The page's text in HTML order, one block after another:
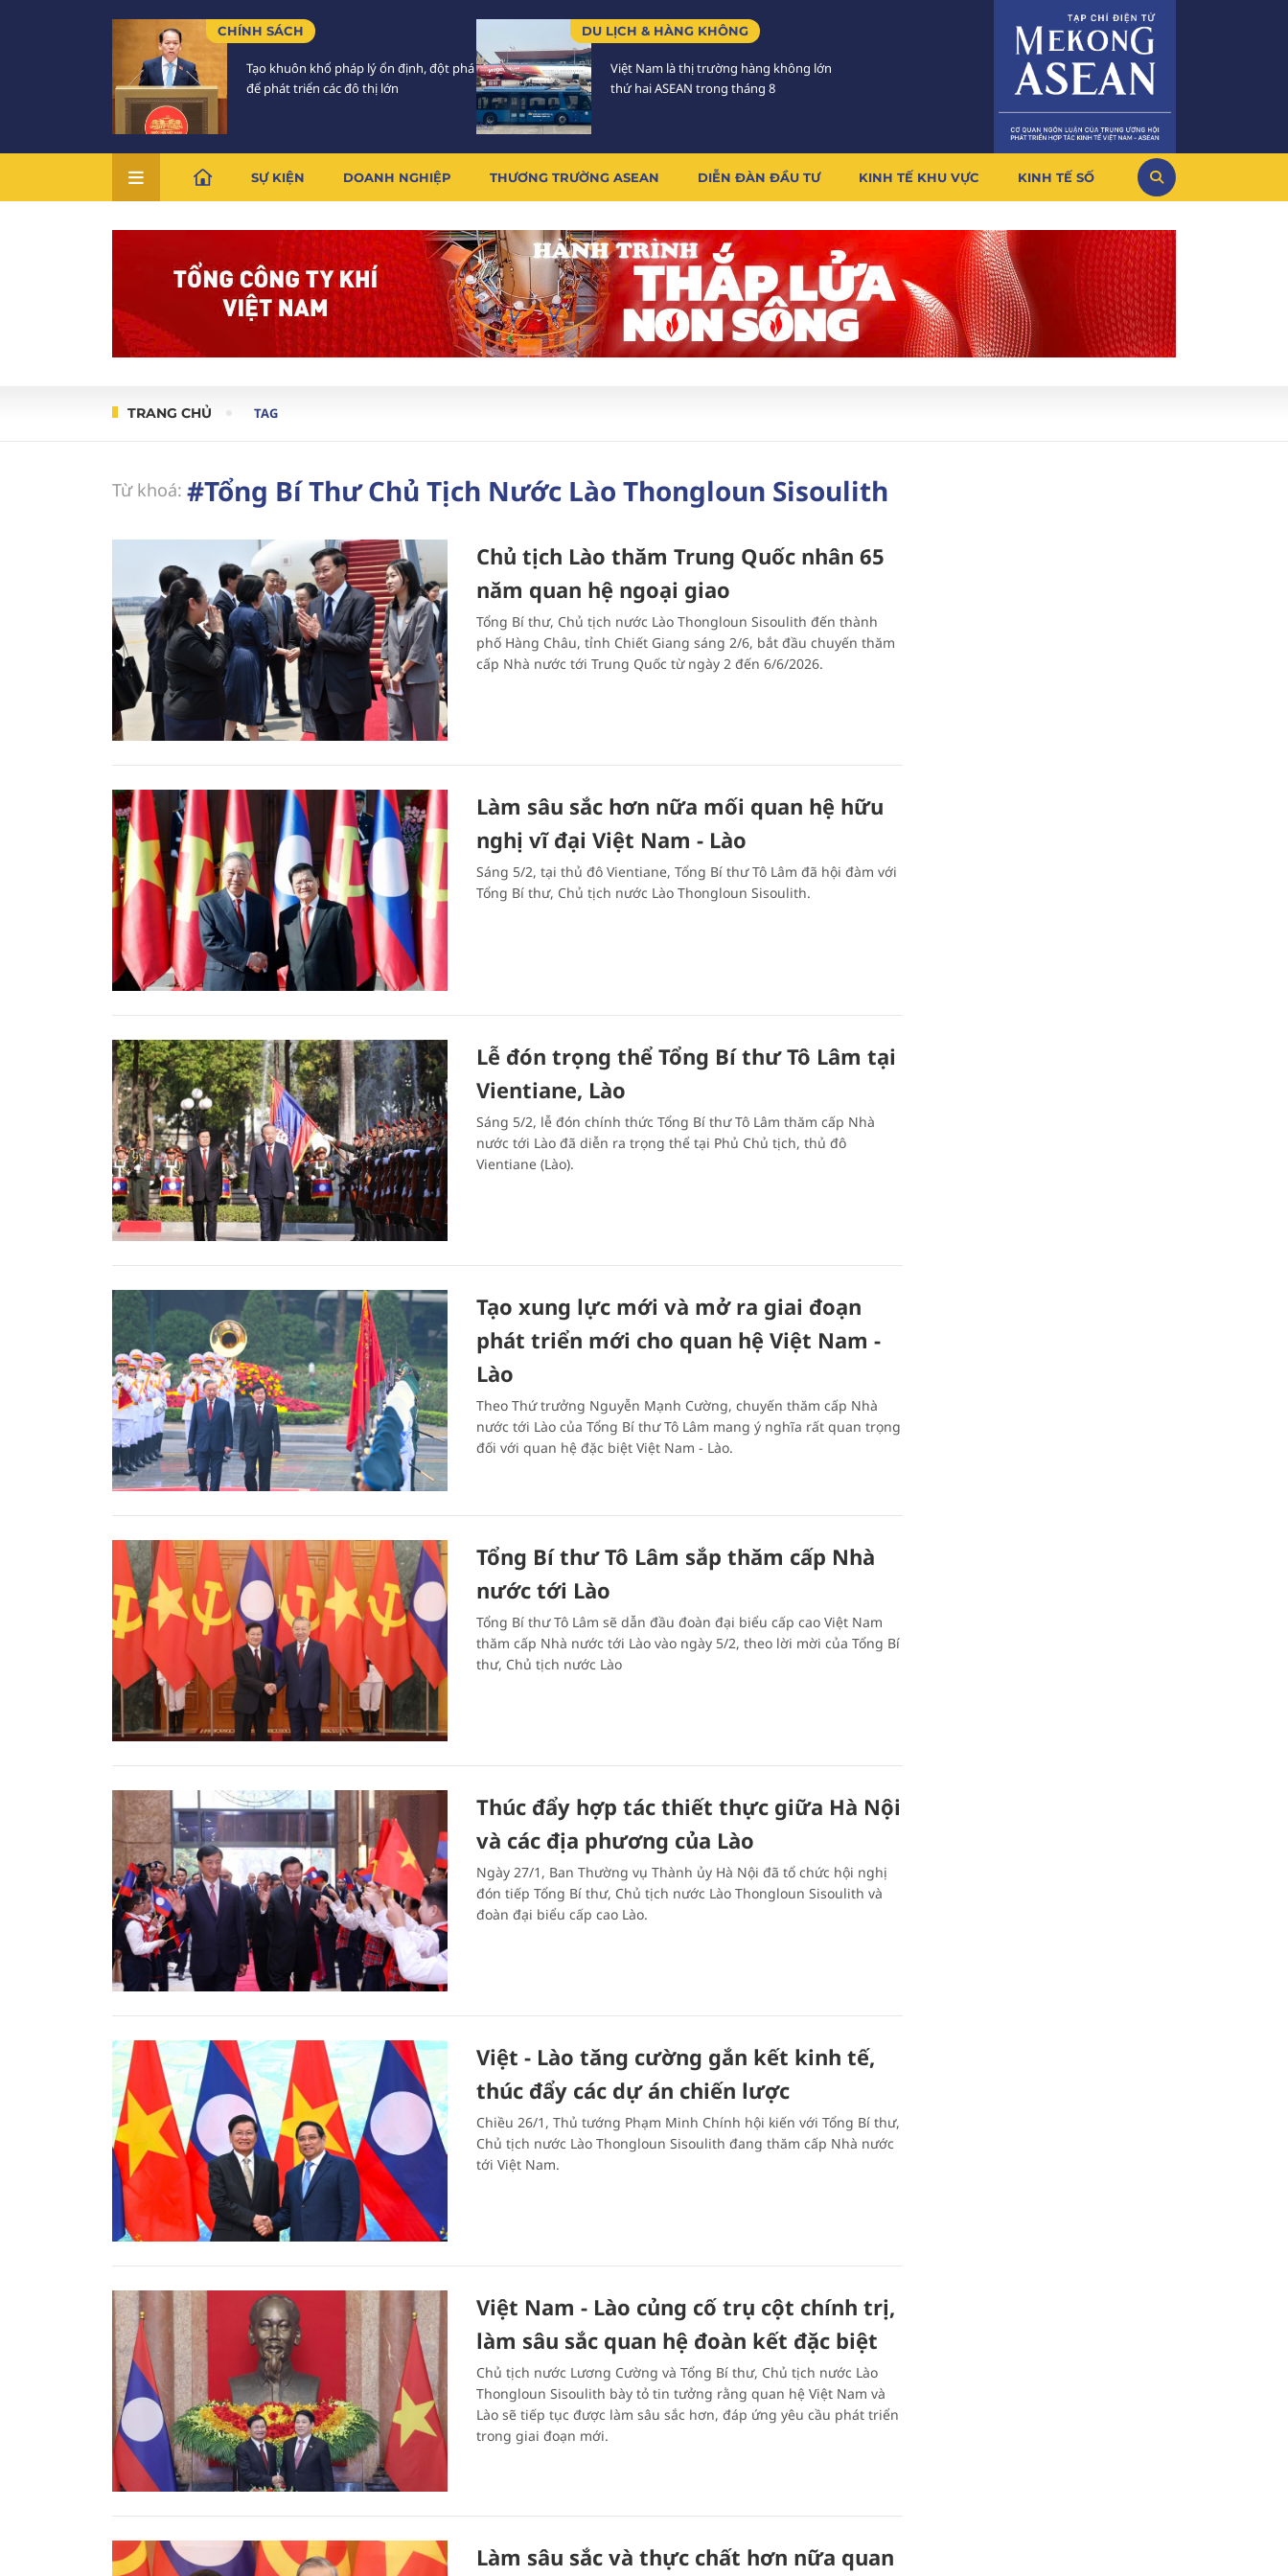
CHÍNH SÁCH
Tạo khuôn khổ pháp lý ổn định, đột phá
để phát triển các đô thị lớn
DU LỊCH & HÀNG KHÔNG
Việt Nam là thị trường hàng không lớn
thứ hai ASEAN trong tháng 8
SỰ KIỆN DOANH NGHIỆP THƯƠNG TRƯỜNG ASEAN DIỄN ĐÀN ĐẦU TƯ KINH TẾ KHU VỰC KINH TẾ SỐ
TRANG CHỦ TAG
Từ khoá: #Tổng Bí Thư Chủ Tịch Nước Lào Thongloun Sisoulith
Chủ tịch Lào thăm Trung Quốc nhân 65
năm quan hệ ngoại giao
Tổng Bí thư, Chủ tịch nước Lào Thongloun Sisoulith đến thành
phố Hàng Châu, tỉnh Chiết Giang sáng 2/6, bắt đầu chuyến thăm
cấp Nhà nước tới Trung Quốc từ ngày 2 đến 6/6/2026.
Làm sâu sắc hơn nữa mối quan hệ hữu
nghị vĩ đại Việt Nam - Lào
Sáng 5/2, tại thủ đô Vientiane, Tổng Bí thư Tô Lâm đã hội đàm với
Tổng Bí thư, Chủ tịch nước Lào Thongloun Sisoulith.
Lễ đón trọng thể Tổng Bí thư Tô Lâm tại
Vientiane, Lào
Sáng 5/2, lễ đón chính thức Tổng Bí thư Tô Lâm thăm cấp Nhà
nước tới Lào đã diễn ra trọng thể tại Phủ Chủ tịch, thủ đô
Vientiane (Lào).
Tạo xung lực mới và mở ra giai đoạn
phát triển mới cho quan hệ Việt Nam -
Lào
Theo Thứ trưởng Nguyễn Mạnh Cường, chuyến thăm cấp Nhà
nước tới Lào của Tổng Bí thư Tô Lâm mang ý nghĩa rất quan trọng
đối với quan hệ đặc biệt Việt Nam - Lào.
Tổng Bí thư Tô Lâm sắp thăm cấp Nhà
nước tới Lào
Tổng Bí thư Tô Lâm sẽ dẫn đầu đoàn đại biểu cấp cao Việt Nam
thăm cấp Nhà nước tới Lào vào ngày 5/2, theo lời mời của Tổng Bí
thư, Chủ tịch nước Lào
Thúc đẩy hợp tác thiết thực giữa Hà Nội
và các địa phương của Lào
Ngày 27/1, Ban Thường vụ Thành ủy Hà Nội đã tổ chức hội nghị
đón tiếp Tổng Bí thư, Chủ tịch nước Lào Thongloun Sisoulith và
đoàn đại biểu cấp cao Lào.
Việt - Lào tăng cường gắn kết kinh tế,
thúc đẩy các dự án chiến lược
Chiều 26/1, Thủ tướng Phạm Minh Chính hội kiến với Tổng Bí thư,
Chủ tịch nước Lào Thongloun Sisoulith đang thăm cấp Nhà nước
tới Việt Nam.
Việt Nam - Lào củng cố trụ cột chính trị,
làm sâu sắc quan hệ đoàn kết đặc biệt
Chủ tịch nước Lương Cường và Tổng Bí thư, Chủ tịch nước Lào
Thongloun Sisoulith bày tỏ tin tưởng rằng quan hệ Việt Nam và
Lào sẽ tiếp tục được làm sâu sắc hơn, đáp ứng yêu cầu phát triển
trong giai đoạn mới.
Làm sâu sắc và thực chất hơn nữa quan